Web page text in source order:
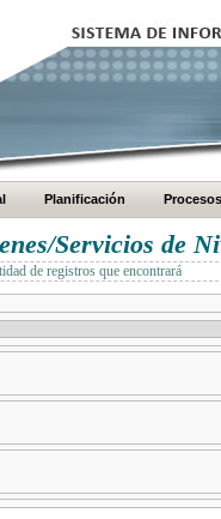
Planificación Procesos
Servicios de
de registros que encontrará